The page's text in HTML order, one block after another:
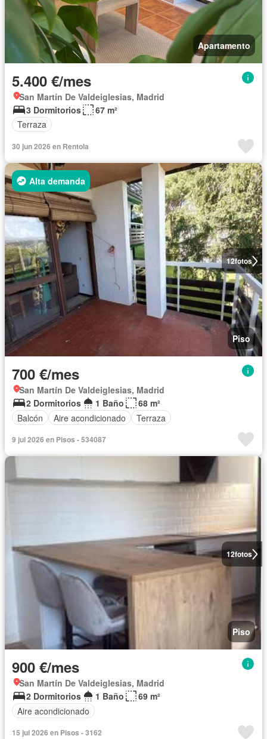
Apartamento
5.400 €/mes
San Martín De Valdeiglesias, Madrid
3 Dormitorios
67 m²
Terraza
30 jun 2026 en Rentola
12fotos
Alta demanda
Piso
700 €/mes
San Martín De Valdeiglesias, Madrid
2 Dormitorios
1 Baño
68 m²
Balcón
Aire acondicionado Terraza
9 jul 2026 en Pisos - 534087
12fotos
Piso
900 €/mes
San Martín De Valdeiglesias, Madrid
2 Dormitorios
1 Baño
69 m²
Aire acondicionado
15 jul 2026 en Pisos - 3162